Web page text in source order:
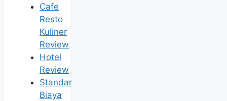
Cafe
Resto
Kuliner
Review
Hotel
Review
Standar
Biaya